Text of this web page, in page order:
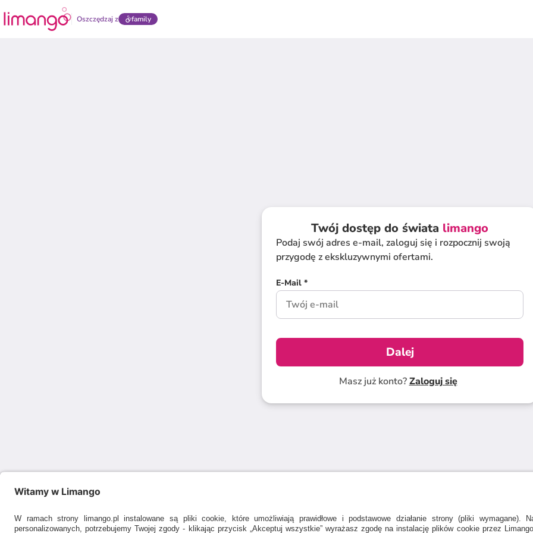
Oszczędzaj z family
Twój dostęp do świata limango
Podaj swój adres e-mail, zaloguj się i rozpocznij swoją
przygodę z ekskluzywnymi ofertami.
E-Mail *
Dalej
Masz już konto?Zaloguj się